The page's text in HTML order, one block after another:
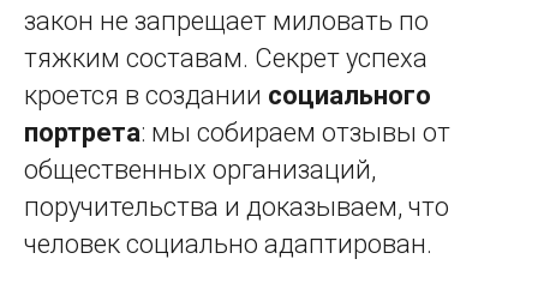
закон не запрещает миловать по
тяжким составам. Секрет успеха
кроется в создании социального
портрета: мы собираем отзывы от
общественных организаций,
поручительства и доказываем, что
человек социально адаптирован.